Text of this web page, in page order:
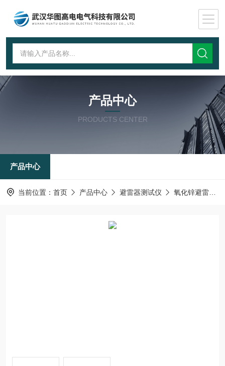
产品中心
PRODUCTS CENTER
产品中心
当前位置： 首页 产品中心 避雷器测试仪 氧化锌避雷器测试仪